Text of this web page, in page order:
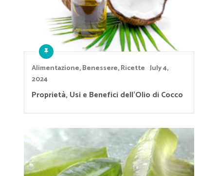
Alimentazione,Benessere,Ricette July 4,
2024
Proprietà, Usi e Benefici dell’Olio di Cocco